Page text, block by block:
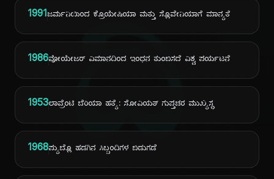
ದಿ
1991ಜರ್ಮನಿಯಿಂದ ಕ್ರೊಯೇಷಿಯಾ ಮತ್ತು ಸ್ಲೊವೇನಿಯಾಗೆ ಮಾನ್ಯತೆ
1986ವೋಯೇಜರ್ ವಿಮಾನದಿಂದ ಇಂಧನ ತುಂಬಿಸದೆ ವಿಶ್ವ ಪರ್ಯಟನೆ
1953ಲಾವ್ರೆಂಟಿ ಬೆರಿಯಾ ಹತ್ಯೆ: ಸೋವಿಯತ್ ಗುಪ್ತಚರ ಮುಖ್ಯಸ್ಥ
1968ಪ್ಯುಬ್ಲೊ ಹಡಗಿನ ಸಿಬ್ಬಂದಿಗಳ ಬಿಡುಗಡೆ